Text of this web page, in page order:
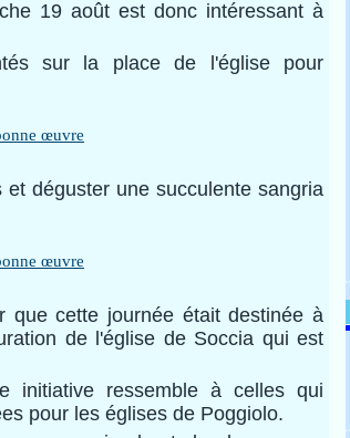
19 août est donc intéressant à
sur la place de l'église pour
déguster une succulente sangria
que cette journée était destinée à
de l'église de Soccia qui est
initiative ressemble à celles qui
pour les églises de Poggiolo.